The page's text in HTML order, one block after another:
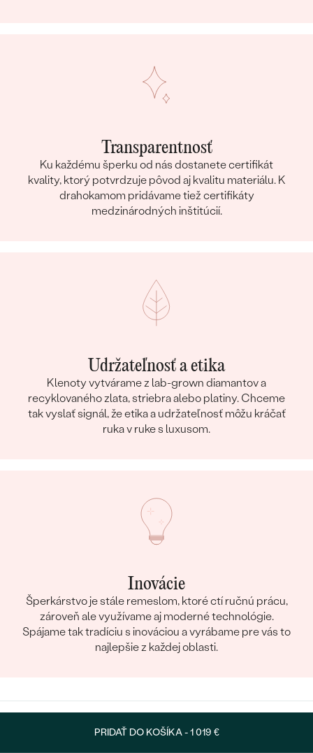
Transparentnosť
Ku každému šperku od nás dostanete certifikát
kvality, ktorý potvrdzuje pôvod aj kvalitu materiálu. K
drahokamom pridávame tiež certifikáty
medzinárodných inštitúcií.
Udržateľnosť a etika
Klenoty vytvárame z lab-grown diamantov a
recyklovaného zlata, striebra alebo platiny. Chceme
tak vyslať signál, že etika a udržateľnosť môžu kráčať
ruka v ruke s luxusom.
Inovácie
Šperkárstvo je stále remeslom, ktoré ctí ručnú prácu,
zároveň ale využívame aj moderné technológie.
Spájame tak tradíciu s inováciou a vyrábame pre vás to
najlepšie z každej oblasti.
PRIDAŤ DO KOŠÍKA -1 019 €